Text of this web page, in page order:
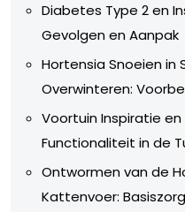
Diabetes Type 2 en
Gevolgen en Aanpak
Hortensia Snoeien
Overwinteren:
Voortuin Inspiratie
Functionaliteit in de
Ontwormen van de
Kattenvoer: